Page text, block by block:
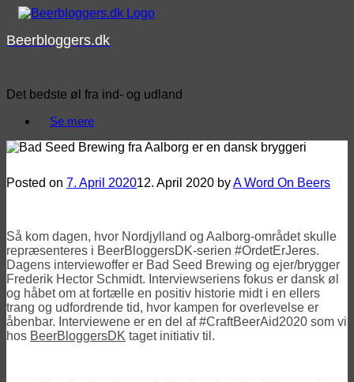
Skip
content
Beerbloggers.dk
Det bedste øl fra ind- og udland
Se mere
Posted on 7. April 202012. April 2020 byA Word On Beers
Så kom dagen, hvor Nordjylland og Aalborg-området skulle
repræsenteres i BeerBloggersDK-serien #OrdetErJeres.
Dagens interviewoffer er Bad Seed Brewing og ejer/brygger
Frederik Hector Schmidt. Interviewseriens fokus er dansk øl
og håbet om at fortælle en positiv historie midt i en ellers
trang og udfordrende tid, hvor kampen for overlevelse er
åbenbar. Interviewene er en del af #CraftBeerAid2020 som vi
hos BeerBloggersDK taget initiativ til.